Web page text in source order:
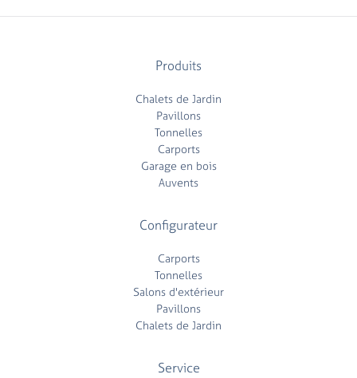
Produits
Chalets de Jardin
Pavillons
Tonnelles
Carports
Garage en bois
Auvents
Configurateur
Carports
Tonnelles
Salons d'extérieur
Pavillons
Chalets de Jardin
Service